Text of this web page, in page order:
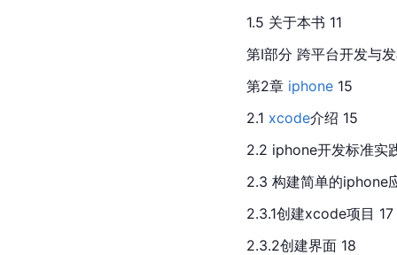
1.5 关于本书 11
第Ⅰ部分 跨平台开发与
第2章 iphone 15
2.1 xcode介绍 15
2.2 iphone开发标准实
2.3 构建简单的iphone
2.3.1创建xcode项目 17
2.3.2创建界面 18